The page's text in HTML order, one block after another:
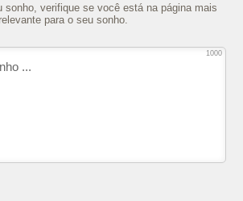
sonho, verifique se você está na página mais
relevante para o seu sonho.
1000